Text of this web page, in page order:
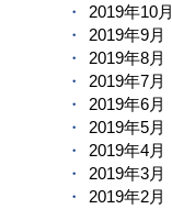
2019年10月
2019年9月
2019年8月
2019年7月
2019年6月
2019年5月
2019年4月
2019年3月
2019年2月